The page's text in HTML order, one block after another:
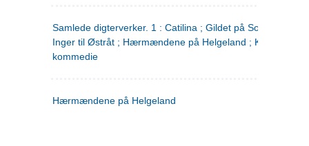
Samlede digterverker. 1 : Catilina ; Gildet på Solhaug ; Fru
Inger til Østråt ; Hærmændene på Helgeland ;
kommedie
Hærmændene på Helgeland